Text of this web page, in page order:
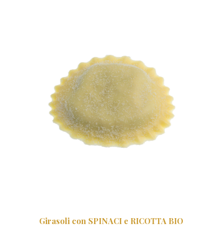
Girasoli con SPINACI e RICOTTA BIO